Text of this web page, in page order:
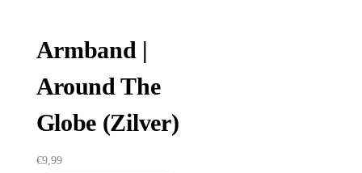
Armband |
Around The
Globe (zilver)
€9,99